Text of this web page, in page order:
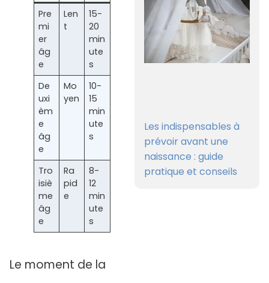
Pre
mi
er
âg
e
Len
t
15-
20
min
ute
s
De
uxi
èm
e
âg
e
Mo
yen
10-
15
min
ute
s
Tro
isiè
me
âg
e
Ra
pid
e
8-
12
min
ute
s
Le moment de la
Les indispensables à
prévoir avant une
naissance : guide
pratique et conseils